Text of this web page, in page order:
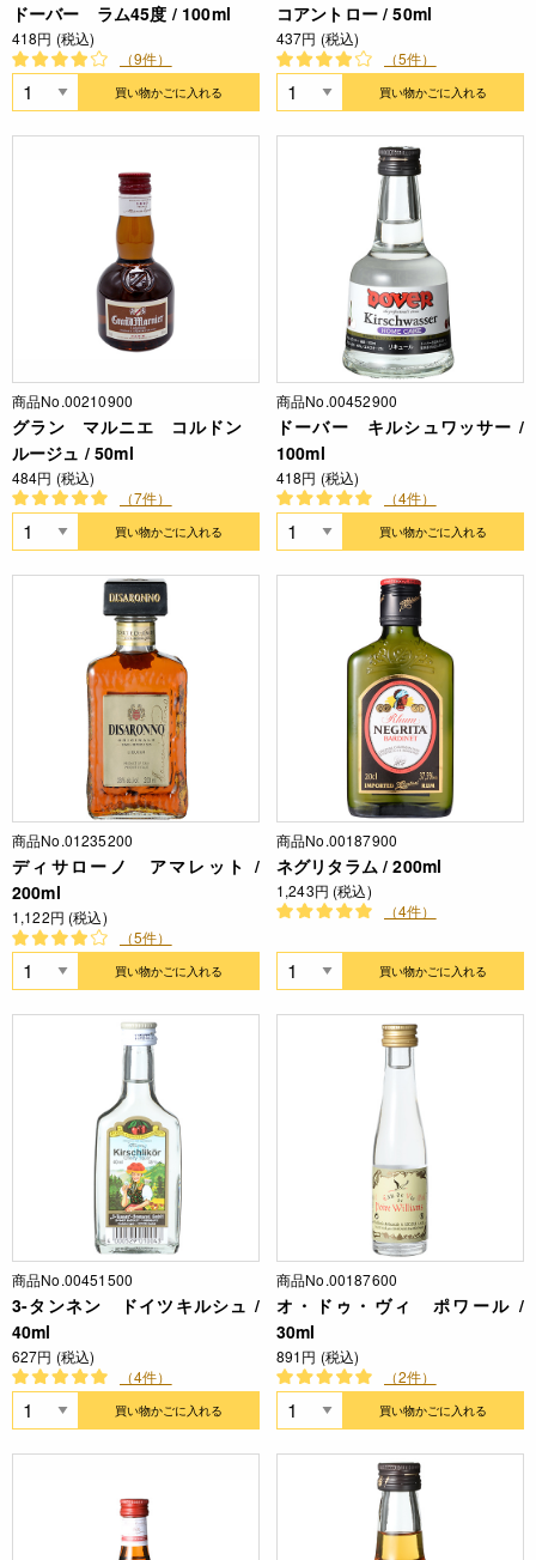
ドーバー ラム45度 / 100ml
418円 (税込)
（9件）
買い物かごに入れる
コアントロー / 50ml
437円 (税込)
（5件）
買い物かごに入れる
商品No.00210900
グラン マルニエ コルドン
ルージュ / 50ml
484円 (税込)
（7件）
買い物かごに入れる
商品No.00452900
ドーバー キルシュワッサー /
100ml
418円 (税込)
（4件）
買い物かごに入れる
商品No.01235200
ディサローノ アマレット /
200ml
1,122円 (税込)
（5件）
買い物かごに入れる
商品No.00187900
ネグリタラム / 200ml
1,243円 (税込)
（4件）
買い物かごに入れる
商品No.00451500
3-タンネン ドイツキルシュ /
40ml
627円 (税込)
（4件）
買い物かごに入れる
商品No.00187600
オ・ドゥ・ヴィ ポワール /
30ml
891円 (税込)
（2件）
買い物かごに入れる